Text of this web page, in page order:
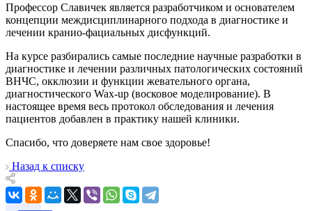
Профессор Славичек является разработчиком и основателем
концепции междисциплинарного подхода в диагностике и
лечении кранио-фациальных дисфункций.
На курсе разбирались самые последние научные разработки в
диагностике и лечении различных патологических состояний
ВНЧС, окклюзии и функции жевательного органа,
диагностического Wax-up (восковое моделирование). В
настоящее время весь протокол обследования и лечения
пациентов добавлен в практику нашей клиники.
Спасибо, что доверяете нам свое здоровье!
Назад к списку